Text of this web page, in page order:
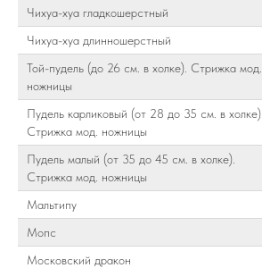
Чихуа-хуа гладкошерстный
Чихуа-хуа длинношерстный
Той-пудель (до 26 см. в холке). Стрижка мод.
ножницы
Пудель карликовый (от 28 до 35 см. в холке).
Стрижка мод. ножницы
Пудель малый (от 35 до 45 см. в холке).
Стрижка мод. ножницы
Мальтипу
Мопс
Московский дракон